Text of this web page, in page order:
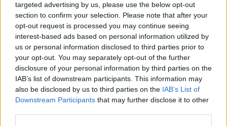
targeted advertising by us, please use the below opt-out
section to confirm your selection. Please note that after your
opt-out request is processed you may continue seeing
interest-based ads based on personal information utilized by
us or personal information disclosed to third parties prior to
your opt-out. You may separately opt-out of the further
disclosure of your personal information by third parties on the
IAB’s list of downstream participants. This information may
also be disclosed by us to third parties on the IAB’s List of
Downstream Participants that may further disclose it to other
50 /50
2000 /2000
Υποβολή σχολίου